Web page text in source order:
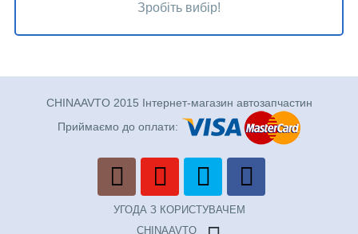
Зробіть вибір!
CHINAAVTO 2015 Інтернет-магазин автозапчастин
Приймаємо до оплати:
УГОДА З КОРИСТУВАЧЕМ
CHINAAVTO